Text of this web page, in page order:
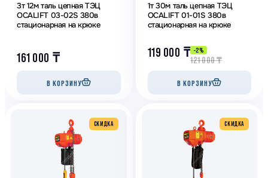
3т 12м таль цепная ТЭЦ
OCALIFT 03-02S 380в
стационарная на крюке
161 000 ₸
В КОРЗИНУ
1т 30м таль цепная ТЭЦ
OCALIFT 01-01S 380в
стационарная на крюке
119 000 ₸ -2%
121 000₸
В КОРЗИНУ
CКИДКА CКИДКА